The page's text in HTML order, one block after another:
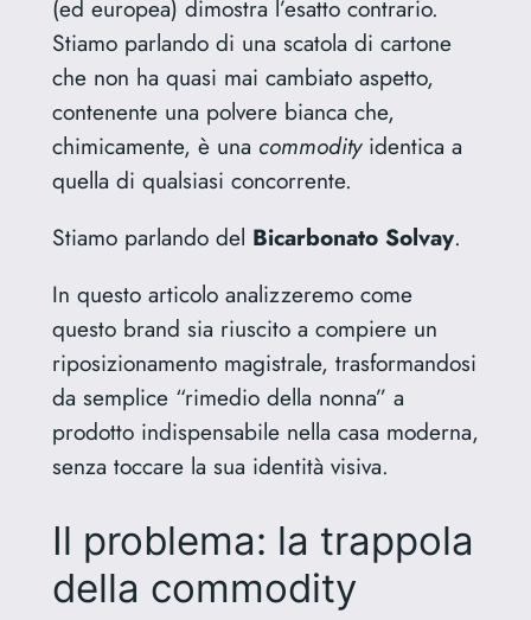
(ed europea) dimostra l’esatto contrario.
Stiamo parlando di una scatola di cartone
che non ha quasi mai cambiato aspetto,
contenente una polvere bianca che,
chimicamente, è una commodityidentica a
quella di qualsiasi concorrente.
Stiamo parlando del Bicarbonato Solvay.
In questo articolo analizzeremo come
questo brand sia riuscito a compiere un
riposizionamento magistrale, trasformandosi
da semplice “rimedio della nonna” a
prodotto indispensabile nella casa moderna,
senza toccare la sua identità visiva.
Il problema: la trappola
della commodity